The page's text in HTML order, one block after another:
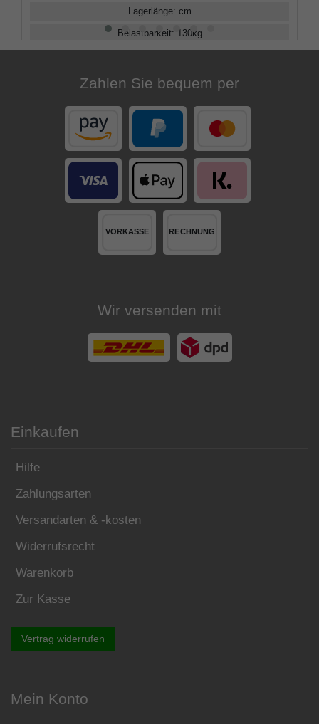
Lagerlänge: cm
Belastbarkeit: 130kg
Zahlen Sie bequem per
Wir versenden mit
Einkaufen
Hilfe
Zahlungsarten
Versandarten & -kosten
Widerrufsrecht
Warenkorb
Zur Kasse
Vertrag widerrufen
Mein Konto